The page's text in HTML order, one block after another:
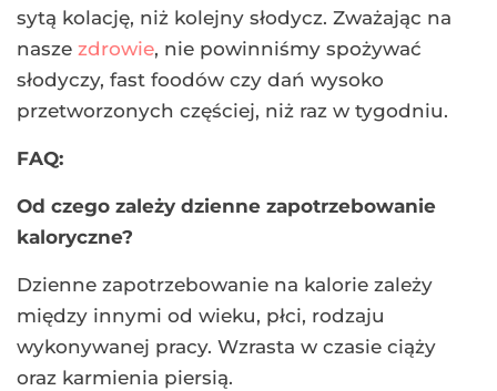
sytą kolację, niż kolejny słodycz. Zważając na
nasze zdrowie, nie powinniśmy spożywać
słodyczy, fast foodów czy dań wysoko
przetworzonych częściej, niż raz w tygodniu.
FAQ:
Od czego zależy dzienne zapotrzebowanie
kaloryczne?
Dzienne zapotrzebowanie na kalorie zależy
między innymi od wieku, płci, rodzaju
wykonywanej pracy. Wzrasta w czasie ciąży
oraz karmienia piersią.